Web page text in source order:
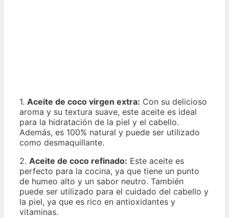
1. Aceite de coco virgen extra: Con su delicioso
aroma y su textura suave, este aceite es ideal
para la hidratación de la piel y el cabello.
Además, es 100% natural y puede ser utilizado
como desmaquillante.
2. Aceite de coco refinado: Este aceite es
perfecto para la cocina, ya que tiene un punto
de humeo alto y un sabor neutro. También
puede ser utilizado para el cuidado del cabello y
la piel, ya que es rico en antioxidantes y
vitaminas.